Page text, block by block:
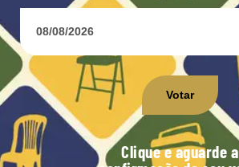
Votar
Clique e aguarde a